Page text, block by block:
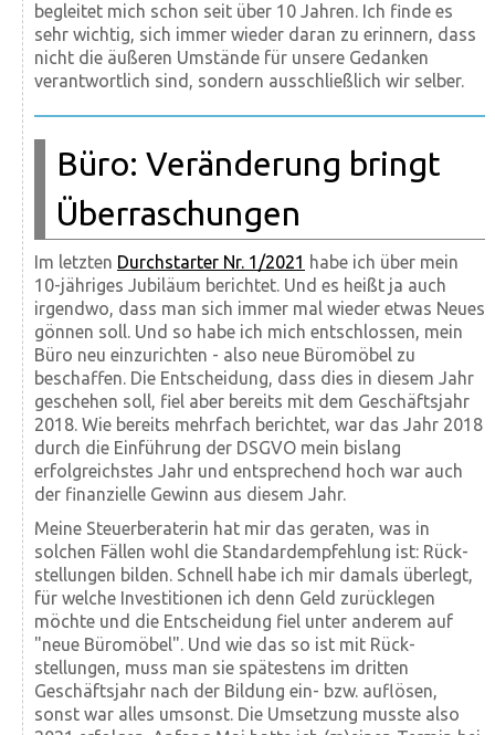
begleitet mich schon seit über 10 Jahren. Ich finde es
sehr wichtig, sich immer wieder daran zu erinnern, dass
nicht die äußeren Umstände für unsere Gedanken
verantwortlich sind, sondern ausschließlich wir selber.
Büro: Veränderung bringt
Überraschungen
Im letzten Durchstarter Nr. 1/2021 habe ich über mein
10-jähriges Jubiläum berichtet. Und es heißt ja auch
irgendwo, dass man sich immer mal wieder etwas Neues
gönnen soll. Und so habe ich mich entschlossen, mein
Büro neu einzurichten - also neue Büromöbel zu
beschaffen. Die Entscheidung, dass dies in diesem Jahr
geschehen soll, fiel aber bereits mit dem Geschäftsjahr
2018. Wie bereits mehrfach berichtet, war das Jahr 2018
durch die Einführung der DSGVO mein bislang
erfolgreichstes Jahr und entsprechend hoch war auch
der finanzielle Gewinn aus diesem Jahr.
Meine Steuer­beraterin hat mir das geraten, was in
solchen Fällen wohl die Standard­empfehlung ist: Rück­
stellungen bilden. Schnell habe ich mir damals überlegt,
für welche Investitionen ich denn Geld zurücklegen
möchte und die Entscheidung fiel unter anderem auf
"neue Büro­möbel". Und wie das so ist mit Rück­
stellungen, muss man sie spätestens im dritten
Geschäfts­jahr nach der Bildung ein- bzw. auf­lösen,
sonst war alles umsonst. Die Umsetzung musste also